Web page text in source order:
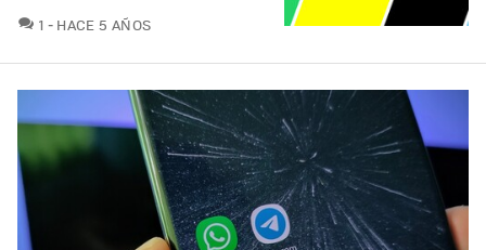
1 COMENTARIOS
HACE 5 AÑOS